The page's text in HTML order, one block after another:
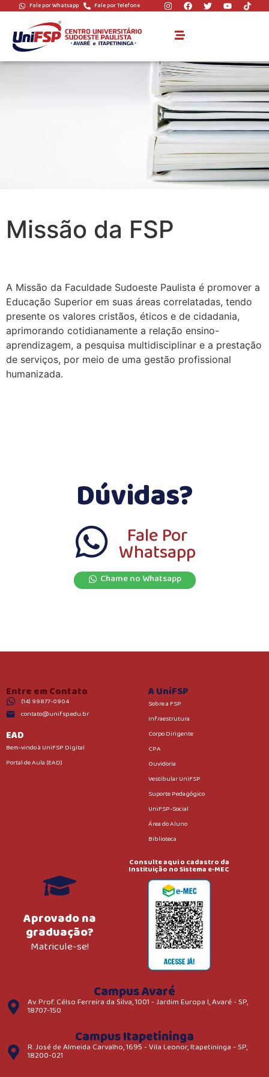
Fale por Whatsapp Fale por Telefone
Missão da FSP
Missão da FSP
A Missão da Faculdade Sudoeste Paulista é promover a
Educação Superior em suas áreas correlatadas, tendo
presente os valores cristãos, éticos e de cidadania,
aprimorando cotidianamente a relação ensino-
aprendizagem, a pesquisa multidisciplinar e a prestação
de serviços, por meio de uma gestão profissional
humanizada.
Dúvidas?
Fale Por
Whatsapp
Chame no Whatsapp
Entre em Contato
(14) 99877-0904
contato@unifsp.edu.br
EAD
Bem-vindo à UniFSP Digital
Portal de Aula (EAD)
A UniFSP
Sobre a FSP
Infraestrutura
Corpo Dirigente
CPA
Ouvidoria
Vestibular UniFSP
Suporte Pedagógico
UniFSP-Social
Área do Aluno
Biblioteca
Aprovado na
graduação?
Matricule-se!
Consulte aqui o cadastro da
Instituição no Sistema e-MEC
Campus Avaré
Av. Prof. Célso Ferreira da Silva, 1001 - Jardim Europa I, Avaré - SP,
18707-150
Campus Itapetininga
R. José de Almeida Carvalho, 1695 - Vila Leonor, Itapetininga - SP,
18200-021